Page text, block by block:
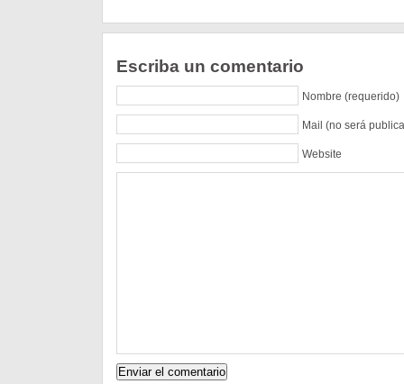
Escriba un comentario
Nombre (requerido)
Mail (no será
Website